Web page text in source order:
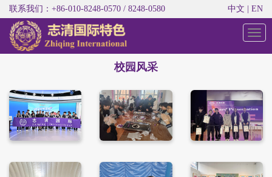
联系我们：+86-010-8248-0570 / 8248-0580 中文 EN
切
校园风采